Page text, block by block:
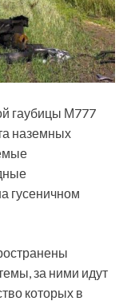
гаубицы М777
наземных
гусеничном
за ними идут
которых в